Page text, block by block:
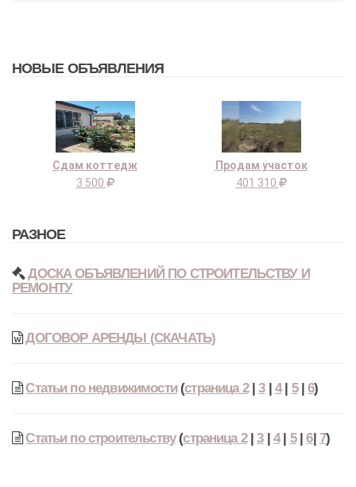
НОВЫЕ ОБЪЯВЛЕНИЯ
Сдам коттедж
3 500
Продам участок
401 310
РАЗНОЕ
ДОСКА ОБЪЯВЛЕНИЙ ПО СТРОИТЕЛЬСТВУ И
РЕМОНТУ
ДОГОВОР АРЕНДЫ (СКАЧАТЬ)
Статьи по недвижимости(страница 2|3| 4| 5|6)
Статьи по строительству(страница 2|3|4| 5|6| 7)